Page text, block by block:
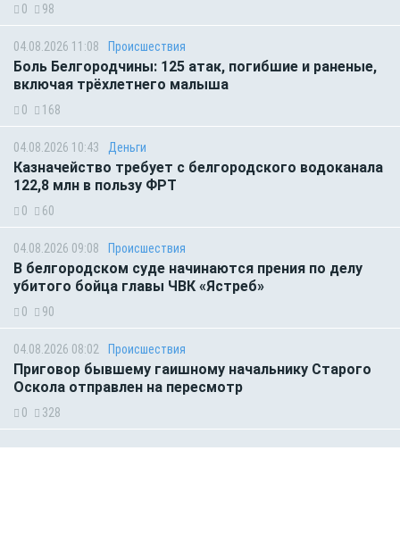
0 98
04.08.2026 11:08 Происшествия
Боль Белгородчины: 125 атак, погибшие и раненые,
включая трёхлетнего малыша
0 168
04.08.2026 10:43 Деньги
Казначейство требует с белгородского водоканала
122,8 млн в пользу ФРТ
0 60
04.08.2026 09:08 Происшествия
В белгородском суде начинаются прения по делу
убитого бойца главы ЧВК «Ястреб»
0 90
04.08.2026 08:02 Происшествия
Приговор бывшему гаишному начальнику Старого
Оскола отправлен на пересмотр
0 328